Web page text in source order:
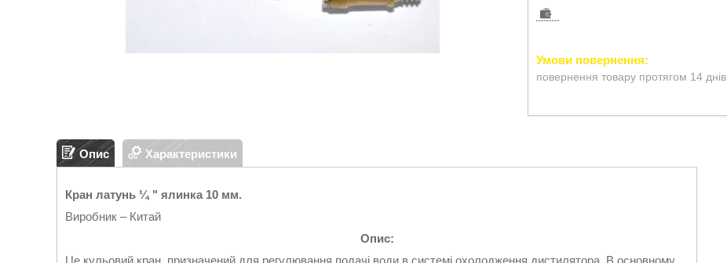
повернення товару протягом 14 днів
Опис Характеристики
Кран латунь ¼ " ялинка 10 мм.
Виробник – Китай
Опис:
Це кульовий кран, призначений для регулювання подачі води в системі охолодження дистилятора. В основному